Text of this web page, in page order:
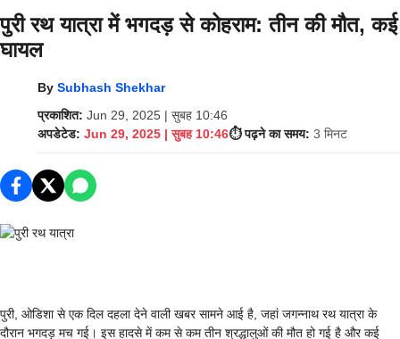
पुरी रथ यात्रा में भगदड़ से कोहराम: तीन की मौत, कई
घायल
By Subhash Shekhar
प्रकाशित: Jun 29, 2025 | सुबह 10:46
अपडेटेड: Jun 29, 2025 | सुबह 10:46⏱️ पढ़ने का समय: 3 मिनट
पुरी, ओडिशा से एक दिल दहला देने वाली खबर सामने आई है, जहां जगन्नाथ रथ यात्रा के
दौरान भगदड़ मच गई। इस हादसे में कम से कम तीन श्रद्धालुओं की मौत हो गई है और कई